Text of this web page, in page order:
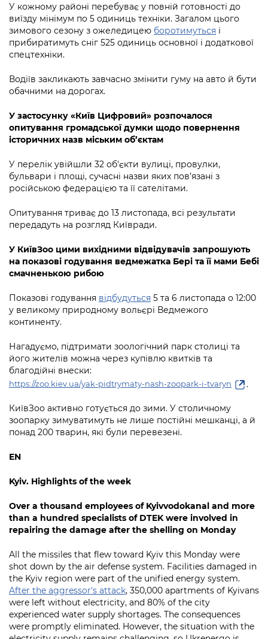
У кожному районі перебуває у повній готовності до
виїзду мінімум по 5 одиниць техніки. Загалом цього
зимового сезону з ожеледицею боротимуться і
прибиратимуть сніг 525 одиниць основної і додаткової
спецтехніки.
Водіїв закликають завчасно змінити гуму на авто й бути
обачними на дорогах.
У застосунку «Київ Цифровий» розпочалося
опитування громадської думки щодо повернення
історичних назв міським об’єктам
У перелік увійшли 32 об'єкти вулиці, провулки,
бульвари і площі, сучасні назви яких пов’язані з
російською федерацією та її сателітами.
Опитування триває до 13 листопада, всі результати
передадуть на розгляд Київради.
У КиївЗоо цими вихідними відвідувачів запрошують
на показові годування ведмежатка Бері та її мами Бебі
смачненькою рибою
Показові годування відбудуться 5 та 6 листопада о 12:00
у великому природному вольєрі Ведмежого
континенту.
Нагадуємо, підтримати зоологічний парк столиці та
його жителів можна через купівлю квитків та
благодійні внески:
https://zoo.kiev.ua/yak-pidtrymaty-nash-zoopark-i-tvaryn .
КиївЗоо активно готується до зими. У столичному
зоопарку зимуватимуть не лише постійні мешканці, а й
понад 200 тварин, які були перевезені.
EN
Kyiv. Highlights of the week
Over a thousand employees of Kyivvodokanal and more
than a hundred specialists of DTEK were involved in
repairing the damage after the shelling on Monday
All the missiles that flew toward Kyiv this Monday were
shot down by the air defense system. Facilities damaged in
the Kyiv region were part of the unified energy system.
After the aggressor's attack, 350,000 apartments of Kyivans
were left without electricity, and 80% of the city
experienced water supply shortages. The consequences
were promptly eliminated. However, the situation with the